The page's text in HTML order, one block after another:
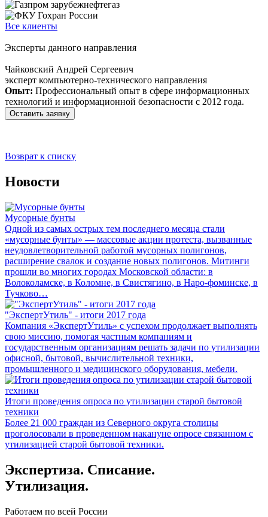
Все клиенты
Эксперты данного направления
Чайковский Андрей Сергеевич
эксперт компьютерно-технического направления
Опыт: Профессиональный опыт в сфере информационных
технологий и информационной безопасности с 2012 года.
Оставить заявку
Возврат к списку
Новости
Мусорные бунты
Одной из самых острых тем последнего месяца стали
«мусорные бунты» — массовые акции протеста, вызванные
неудовлетворительной работой мусорных полигонов,
расширение свалок и создание новых полигонов. Митинги
прошли во многих городах Московской области: в
Волоколамске, в Коломне, в Свистягино, в Наро-фоминске, в
Тучково…
"ЭкспертУтиль" - итоги 2017 года
Компания «ЭкспертУтиль» с успехом продолжает выполнять
свою миссию, помогая частным компаниям и
государственным организациям решать задачи по утилизации
офисной, бытовой, вычислительной техники,
промышленного и медицинского оборудования, мебели.
Итоги проведения опроса по утилизации старой бытовой
техники
Более 21 000 граждан из Северного округа столицы
проголосовали в проведенном накануне опросе связанном с
утилизацией старой бытовой техники.
Экспертиза. Списание.
Утилизация.
Работаем по всей России